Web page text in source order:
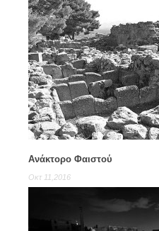
Ανάκτορο Φαιστού
Οκτ 11,2016